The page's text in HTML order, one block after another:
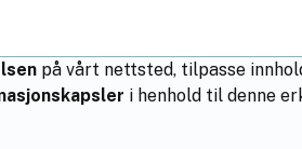
du lette etter?
Ja Nei
på vårt nettsted, tilpasse
i henhold til denne